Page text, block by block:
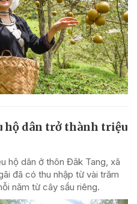
hộ dân trở thành triệu
hộ dân ở thôn Đăk Tang, xã
đã có thu nhập từ vài trăm
năm từ cây sầu riêng.